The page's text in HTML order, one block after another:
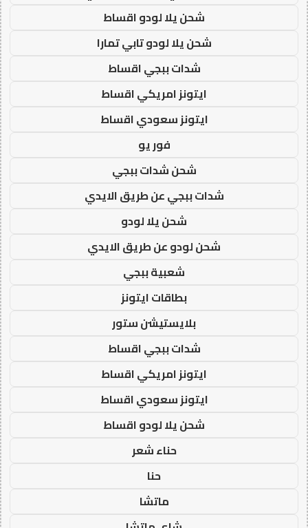
شحن يلا لودو اقساط
شحن يلا لودو تابي تمارا
شدات ببجي اقساط
ايتونز امريكي اقساط
ايتونز سعودي اقساط
فور يو
شحن شدات ببجي
شدات ببجي عن طريق الايدي
شحن يلا لودو
شحن لودو عن طريق الايدي
شعبية ببجي
بطاقات ايتونز
بلايستيشن ستور
شدات ببجي اقساط
ايتونز امريكي اقساط
ايتونز سعودي اقساط
شحن يلا لودو اقساط
حناء شعر
حنا
ماتشا